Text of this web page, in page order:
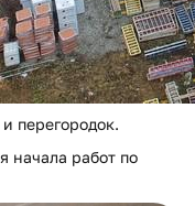
перегородок.
начала работ по